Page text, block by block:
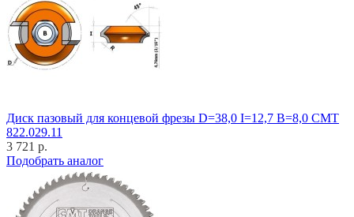
Диск пазовый для концевой фрезы D=38,0 I=12,7 B=8,0 CMT
822.029.11
3 721 р.
Подобрать аналог